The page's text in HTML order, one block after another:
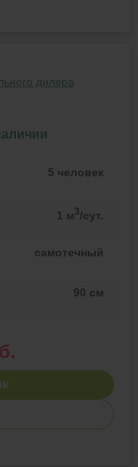
5 человек
1 м3/сут.
самотечный
90 см